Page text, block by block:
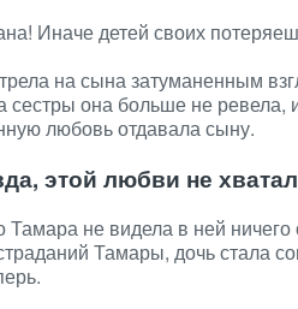
Иначе детей своих
на сына затуманенным
сестры она больше не
любовь отдавала сыну.
этой любви не
Тамара не видела в ней
Тамары, дочь стала